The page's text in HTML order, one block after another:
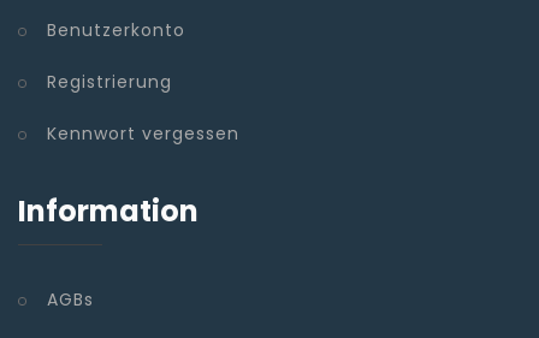
Benutzerkonto
Registrierung
Kennwort vergessen
Information
AGBs